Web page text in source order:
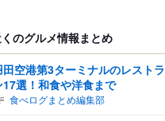
のグルメ情報まとめ
田空港第3ターミナルのレストラ
17選！和食や洋食まで
食べログまとめ編集部